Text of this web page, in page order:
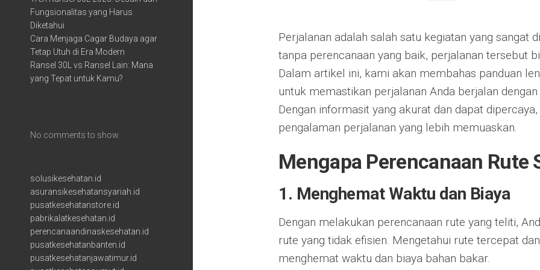
Perjalanan adalah salah satu kegiatan yang sangat
tanpa perencanaan yang baik, perjalanan tersebut
Dalam artikel ini, kami akan membahas panduan
untuk memastikan perjalanan Anda berjalan
Dengan informasit yang akurat dan dapat
pengalaman perjalanan yang lebih memuaskan.
Mengapa Perencanaan Rute
1. Menghemat Waktu dan Biaya
Dengan melakukan perencanaan rute yang teliti,
rute yang tidak efisien. Mengetahui rute tercepat
menghemat waktu dan biaya bahan bakar.
Fungsionalitas yang Harus
Diketahui
Cara Menjaga Cagar Budaya agar
Tetap Utuh di Era Modern
Ransel 30L vs Ransel Lain: Mana
yang Tepat untuk Kamu?
No comments to show.
solusikesehatan.id
asuransikesehatansyariah.id
pusatkesehatanstore.id
pabrikalatkesehatan.id
perencanaandinaskesehatan.id
pusatkesehatanbanten.id
pusatkesehatanjawatimur.id